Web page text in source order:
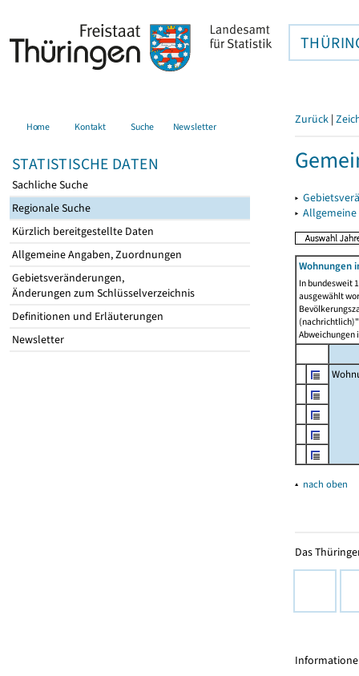
Home Kontakt Suche Newsletter
STATISTISCHE DATEN
Sachliche Suche
Regionale Suche
Kürzlich bereitgestellte Daten
Allgemeine Angaben, Zuordnungen
Gebietsveränderungen,
Änderungen zum Schlüsselverzeichnis
Definitionen und Erläuterungen
Newsletter
Zurück |
▸
▸
Wohnungen
In bundesweit
ausgewählt
Abweichungen
▴ nach oben
Das